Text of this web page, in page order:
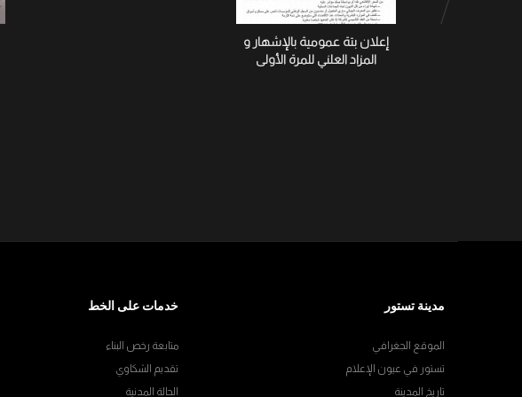
إعلان بتة عمومية بالإشهار و
المزاد العلني للمرة الأولى
مدينة تستور
الموقع الجغرافي
تستور في عيون الإعلام
تاريخ المدينة
خدمات على الخط
متابعة رخص البناء
تقديم الشكاوي
الحالة المدنية